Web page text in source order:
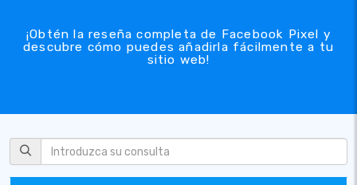
¡Obtén la reseña completa de Facebook Pixel y
descubre cómo puedes añadirla fácilmente a tu
sitio web!